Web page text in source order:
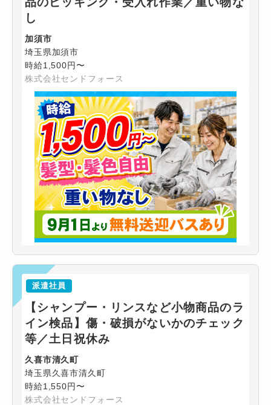
し
加須市
埼玉県加須市
時給1,500円〜
株式会社センドフォース
派遣社員
【シャンプー・リンスなど小物商品のラ
イン検品】傷・破損がないかのチェック
等／土日祝休み
久喜市清久町
埼玉県久喜市清久町
時給1,550円〜
株式会社センドフォース